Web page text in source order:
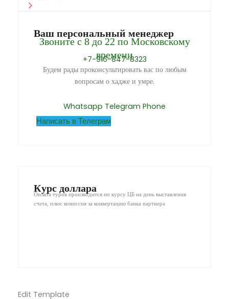
Ваш персональный менеджер
Звоните с 8 до 22 по Московскому
времени
+7-916-847-8323
Будем рады проконсультировать вас по любым
вопросам о хадже и умре.
Whatsapp Telegram Phone
Написать в Телеграм
Курс доллара
Оплата туров производится по курсу ЦБ на день выставления
счета, плюс комиссия за конвертацию банка партнера
Edit Template